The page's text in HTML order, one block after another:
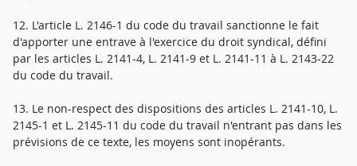
12. L'article L. 2146-1 du code du travail sanctionne le fait
d'apporter une entrave à l'exercice du droit syndical, défini
par les articles L. 2141-4, L. 2141-9 et L. 2141-11 à L. 2143-22
du code du travail.
13. Le non-respect des dispositions des articles L. 2141-10, L.
2145-1 et L. 2145-11 du code du travail n'entrant pas dans les
prévisions de ce texte, les moyens sont inopérants.